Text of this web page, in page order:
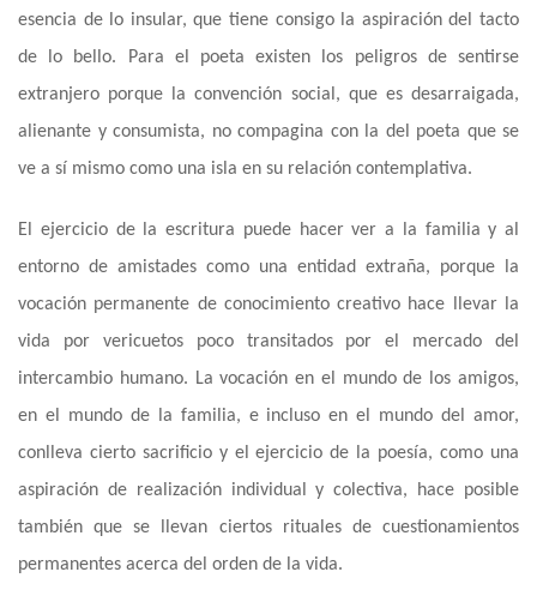
esencia de lo insular, que tiene consigo la aspiración del tacto
de lo bello. Para el poeta existen los peligros de sentirse
extranjero porque la convención socia l, que es desarraigada,
alienante y consumista, no compagina con la del poeta que se
ve a sí mismo como una isla en su relación contemplativa.
El ejercicio de la escritura puede hacer ver a la familia y al
entorno de amistades como una entidad extraña, porque la
vocación permanente de conocimiento creativo hace llevar la
vida por vericuetos poco transitados por el mercado del
intercambio humano. La vocación en el mundo de los amigos,
en el mundo de la familia, e incluso en el mundo del amor,
conlleva cierto sacrificio y el ejercicio de la poesía, como una
aspiración de realización individual y colectiva, hace posible
también que se llevan ciertos rituales de cuestionamientos
permanentes acerca del orden de la vida.